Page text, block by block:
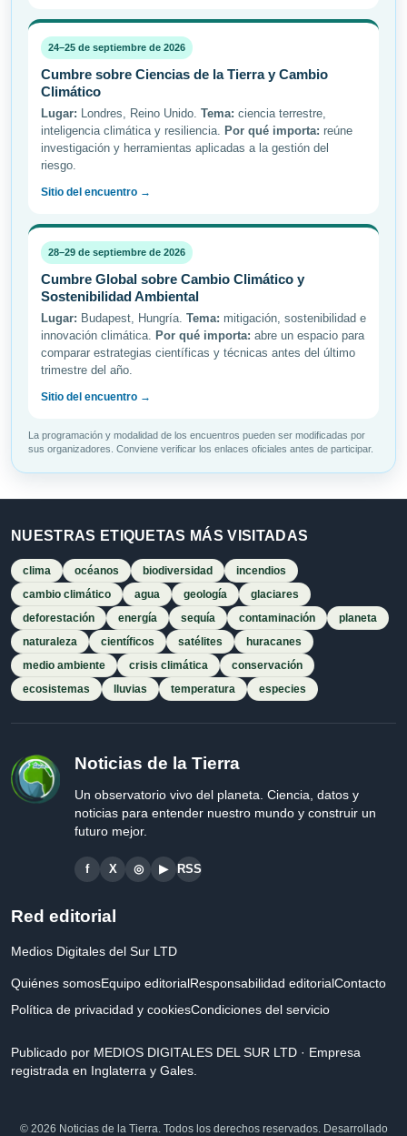
24–25 de septiembre de 2026
Cumbre sobre Ciencias de la Tierra y Cambio
Climático
Lugar: Londres, Reino Unido. Tema: ciencia terrestre,
inteligencia climática y resiliencia. Por qué importa: reúne
investigación y herramientas aplicadas a la gestión del
riesgo.
Sitio del encuentro →
28–29 de septiembre de 2026
Cumbre Global sobre Cambio Climático y
Sostenibilidad Ambiental
Lugar: Budapest, Hungría. Tema: mitigación, sostenibilidad e
innovación climática. Por qué importa: abre un espacio para
comparar estrategias científicas y técnicas antes del último
trimestre del año.
Sitio del encuentro →
La programación y modalidad de los encuentros pueden ser modificadas por
sus organizadores. Conviene verificar los enlaces oficiales antes de participar.
NUESTRAS ETIQUETAS MÁS VISITADAS
clima océanos biodiversidad
incendios
cambio climático
agua geología
glaciares
deforestación
energía sequía contaminación
planeta
naturaleza
científicos satélites
huracanes
medio ambiente
crisis climática
conservación
ecosistemas
lluvias temperatura especies
Noticias de la Tierra
Un observatorio vivo del planeta. Ciencia, datos y
noticias para entender nuestro mundo y construir un
futuro mejor.
f X ◎ ▶ RSS
Red editorial
Medios Digitales del Sur LTD
Quiénes somosEquipo editorialResponsabilidad editorialContacto
Política de privacidad y cookiesCondiciones del servicio
Publicado por MEDIOS DIGITALES DEL SUR LTD · Empresa
registrada en Inglaterra y Gales.
© 2026 Noticias de la Tierra. Todos los derechos reservados. Desarrollado